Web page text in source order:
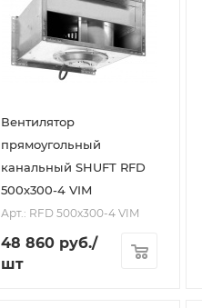
Вентилятор
прямоугольный
канальный SHUFT RFD
500х300-4 VIM
Арт.: RFD 500х300-4 VIM
48 860 руб./
шт